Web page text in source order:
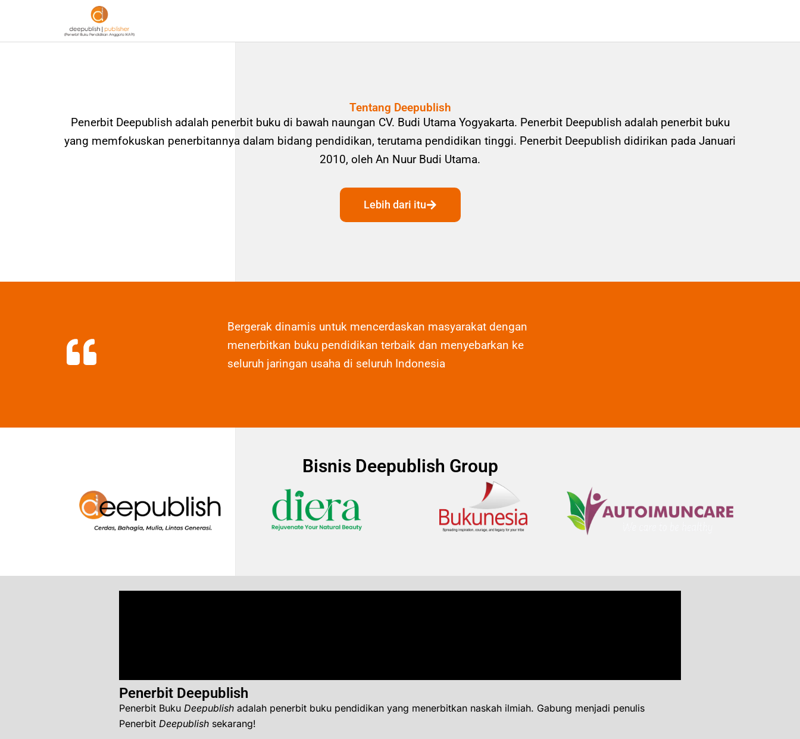
Tentang Deepublish
Penerbit Deepublish adalah penerbit buku di bawah naungan CV. Budi Utama Yogyakarta. Penerbit Deepublish adalah penerbit buku
yang memfokuskan penerbitannya dalam bidang pendidikan, terutama pendidikan tinggi. Penerbit Deepublish didirikan pada Januari
2010, oleh An Nuur Budi Utama.
Lebih dari itu
Bergerak dinamis untuk mencerdaskan masyarakat dengan
menerbitkan buku pendidikan terbaik dan menyebarkan ke
seluruh jaringan usaha di seluruh Indonesia
Bisnis Deepublish Group
Penerbit Deepublish
Penerbit Buku Deepublish adalah penerbit buku pendidikan yang menerbitkan naskah ilmiah. Gabung menjadi penulis
Penerbit Deepublish sekarang!